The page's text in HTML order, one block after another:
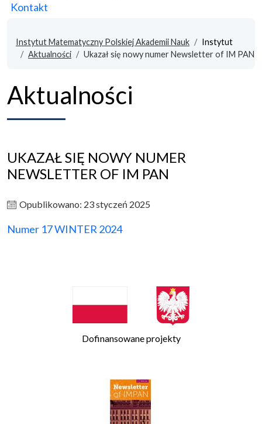
Kontakt
Instytut Matematyczny Polskiej Akademii Nauk
Instytut
Aktualności
Ukazał się nowy numer Newsletter of IM PAN
Aktualności
UKAZAŁ SIĘ NOWY NUMER
NEWSLETTER OF IM PAN
Opublikowano: 23 styczeń 2025
Numer 17 WINTER 2024
Dofinansowane projekty